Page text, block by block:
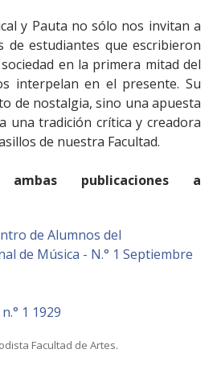
y Pauta no sólo nos invitan a
de estudiantes que escribieron
en la primera mitad del
interpelan en el presente. Su
de nostalgia, sino una apuesta
una tradición crítica y creadora
de nuestra Facultad.
ambas publicaciones a
de Alumnos del
de Música - N.° 1 Septiembre
1 1929
Facultad de Artes.